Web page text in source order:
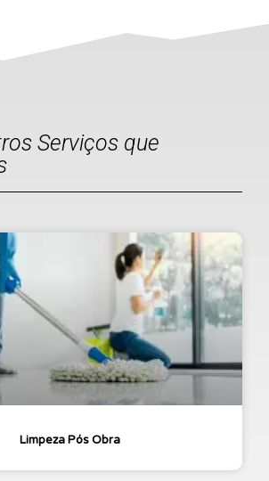
Serviços que
Limpeza Pós Obra